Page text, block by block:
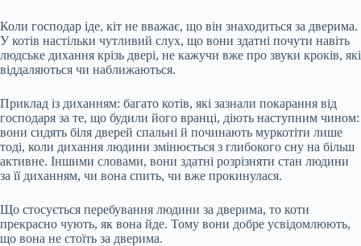
Коли господар іде, кіт не вважає, що він знаходиться за дверима.
У котів настільки чутливий слух, що вони здатні почути навіть
людське дихання крізь двері, не кажучи вже про звуки кроків, які
віддаляються чи наближаються.
Приклад із диханням: багато котів, які зазнали покарання від
господаря за те, що будили його вранці, діють наступним чином:
вони сидять біля дверей спальні й починають муркотіти лише
тоді, коли дихання людини змінюється з глибокого сну на більш
активне. Іншими словами, вони здатні розрізняти стан людини
за її диханням, чи вона спить, чи вже прокинулася.
Що стосується перебування людини за дверима, то коти
прекрасно чують, як вона йде. Тому вони добре усвідомлюють,
що вона не стоїть за дверима.